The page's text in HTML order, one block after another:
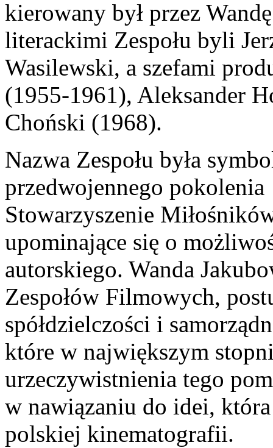
kierowany był przez
literackimi Zespołu byli
Wasilewski, a szefami
(1955-1961), Aleksander
Choński (1968).
Nazwa Zespołu była
przedwojennego pokolenia
Stowarzyszenie
upominające się o
autorskiego. Wanda
Zespołów Filmowych,
spółdzielczości i
które w największym
urzeczywistnienia tego
w nawiązaniu do idei,
polskiej kinematografii.